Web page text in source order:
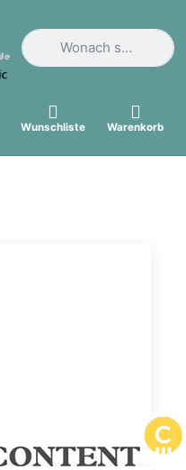
Geben Sie einen
Wunschliste Warenkorb